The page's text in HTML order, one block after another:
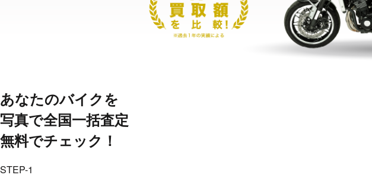
あなたのバイクを
写真で全国一括査定
無料でチェック！
STEP-1